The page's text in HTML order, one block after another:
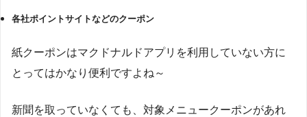
各社ポイントサイトなどのクーポン
紙クーポンはマクドナルドアプリを利用していない方に
とってはかなり便利ですよね～
新聞を取っていなくても、対象メニュークーポンがあれ